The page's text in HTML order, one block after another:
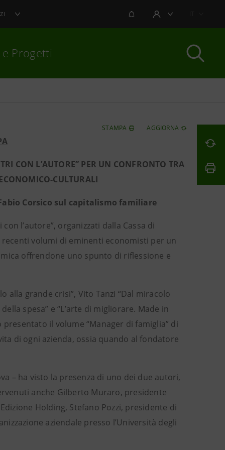
NOTIFICHEAREA UTENTE
e Progetti
STAMPA AGGIORNA
CON L’AUTORE” PER UN CONFRONTO TRA
CULTURALI
Corsico sul capitalismo familiare
l’autore”, organizzati dalla Cassa di
volumi di eminenti economisti per un
offrendone uno spunto di riflessione e
alla grande crisi”, Vito Tanzi “Dal miracolo
spesa” e “L’arte di migliorare. Made in
il volume “Manager di famiglia” di
di ogni azienda, ossia quando al fondatore
– ha visto la presenza di uno dei due autori,
anche Gilberto Muraro, presidente
Holding, Stefano Pozzi, presidente di
aziendale presso l’Università degli